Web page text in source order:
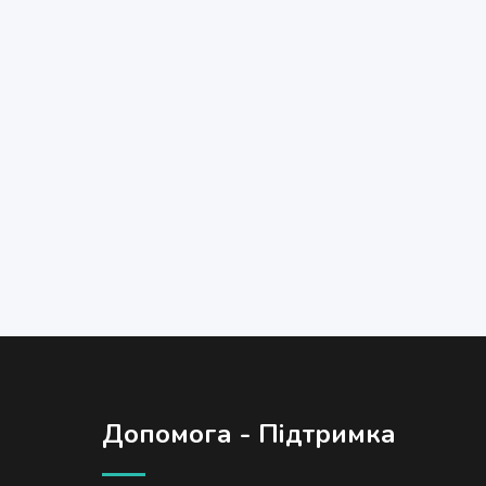
Допомога - Підтримка